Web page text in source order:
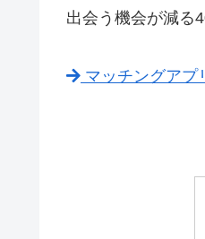
出会う機会が減る
マッチングアプ